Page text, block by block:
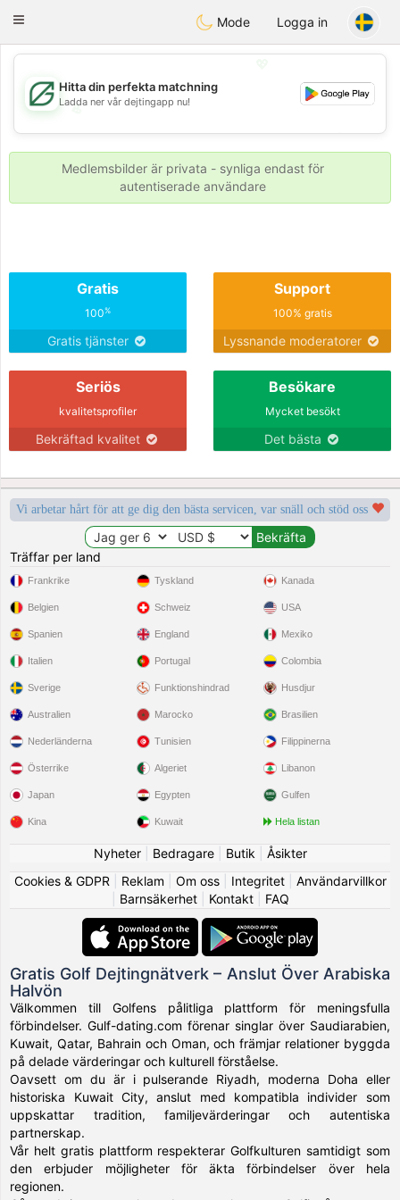
GulfDating
Toggle
Mode Logga in
💖
💕
💕
Hitta din perfekta matchning
Ladda ner vår dejtingapp nu!
Medlemsbilder är privata - synliga endast för
autentiserade användare
Gratis
100%
Gratis tjänster
Support
100% gratis
Lyssnande moderatorer
Seriös
kvalitetsprofiler
Bekräftad kvalitet
Besökare
Mycket besökt
Det bästa
Vi arbetar hårt för att ge dig den bästa servicen, var snäll och stöd oss
Träffar per land
Frankrike
Belgien
Spanien
Italien
Sverige
Tyskland
Schweiz
England
Portugal
Funktionshindrad
Kanada
USA
Mexiko
Colombia
Husdjur
Australien
Nederländerna
Österrike
Japan
Kina
Marocko
Tunisien
Algeriet
Egypten
Kuwait
Brasilien
Filippinerna
Libanon
Gulfen
Hela listan
Nyheter| Bedragare| Butik
Åsikter
Cookies & GDPR
Reklam Om oss| Integritet| Användarvillkor
Barnsäkerhet| Kontakt| FAQ
Gratis Golf Dejtingnätverk – Anslut Över Arabiska
Halvön
Välkommen till Golfens pålitliga plattform för meningsfulla
förbindelser. Gulf-dating.com förenar singlar över Saudiarabien,
Kuwait, Qatar, Bahrain och Oman, och främjar relationer byggda
på delade värderingar och kulturell förståelse.
Oavsett om du är i pulserande Riyadh, moderna Doha eller
historiska Kuwait City, anslut med kompatibla individer som
uppskattar tradition, familjevärderingar och autentiska
partnerskap.
Vår helt gratis plattform respekterar Golfkulturen samtidigt som
den erbjuder möjligheter för äkta förbindelser över hela
regionen.